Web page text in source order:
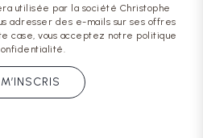
utilisée par la société Christophe
adresser des e-mails sur ses offres
case, vous acceptez notre politique